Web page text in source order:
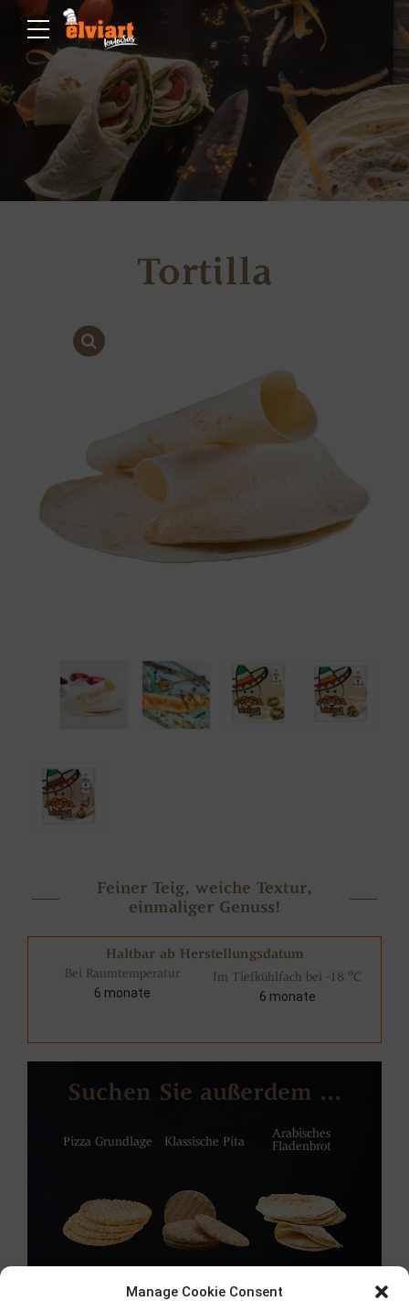
Manage Cookie Consent
Tortilla
Feiner Teig, weiche Textur,
einmaliger Genuss!
Haltbar ab Herstellungsdatum
Bei Raumtemperatur
6 monate
Im Tiefkühlfach bei -18 oC
6 monate
Suchen Sie außerdem ...
Pizza Grundlage Klassische Pita
Arabisches
Fladenbrot